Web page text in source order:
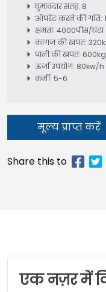
घुमावदार सतह: 8
ऑपरेट करने की गति:
क्षमता: 4000पीस/घंटा
कागज की खपत:
पानी की खपत:
ऊर्जा उपयोग: 80kw/h
कर्मी: 5-6
मूल्य प्राप्त करें
एक नज़र में